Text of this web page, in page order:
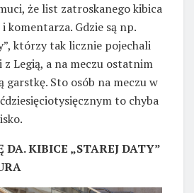
że list zatroskanego kibica
i komentarza. Gdzie są np.
którzy tak licznie pojechali
z Legią, a na meczu ostatnim
Sto osób na meczu w
to chyba
DA. KIBICE „STAREJ DATY”